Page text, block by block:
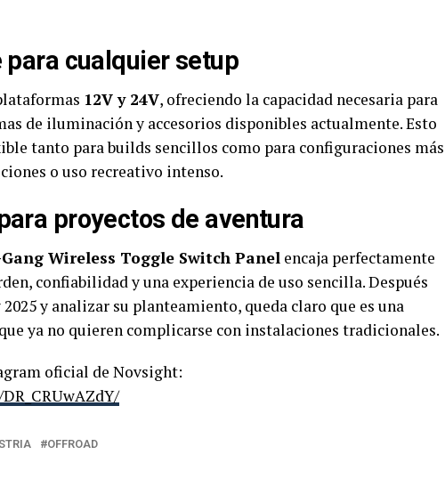
cualquier setup
12V y 24V, ofreciendo la capacidad necesaria para
de iluminación y accesorios disponibles actualmente. Esto
tanto para builds sencillos como para configuraciones más
o uso recreativo intenso.
proyectos de aventura
Wireless Toggle Switch Panel encaja perfectamente
confiabilidad y una experiencia de uso sencilla. Después
y analizar su planteamiento, queda claro que es una
ya no quieren complicarse con instalaciones tradicionales.
oficial de Novsight:
OFFROAD